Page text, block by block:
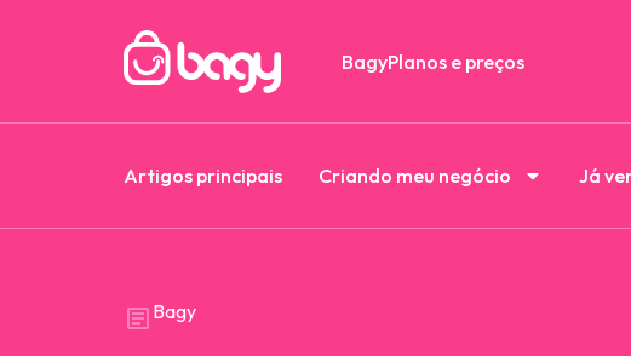
BagyPlanos e preços
Artigos principais Criando meu negócio Já
Bagy